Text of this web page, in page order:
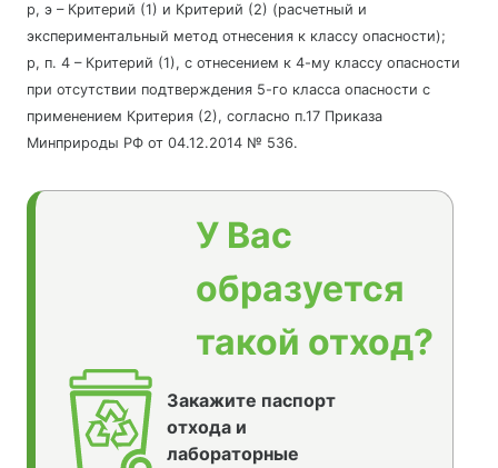
р, э – Критерий (1) и Критерий (2) (расчетный и
экспериментальный метод отнесения к классу опасности);
р, п. 4 – Критерий (1), с отнесением к 4-му классу опасности
при отсутствии подтверждения 5-го класса опасности с
применением Критерия (2), согласно п.17 Приказа
Минприроды РФ от 04.12.2014 № 536.
У Вас
образуется
такой отход?
Закажите паспорт
отхода и
лабораторные